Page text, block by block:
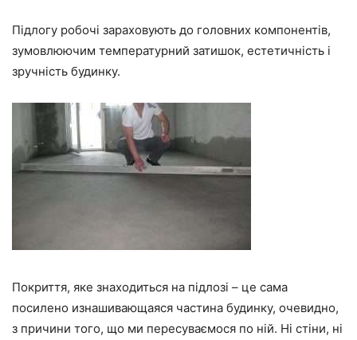
Підлогу робочі зараховують до головних компонентів,
зумовлюючим температурний затишок, естетичність і
зручність будинку.
Покриття, яке знаходиться на підлозі – це сама
посилено изнашивающаяся частина будинку, очевидно,
з причини того, що ми пересуваємося по ній. Ні стіни, ні